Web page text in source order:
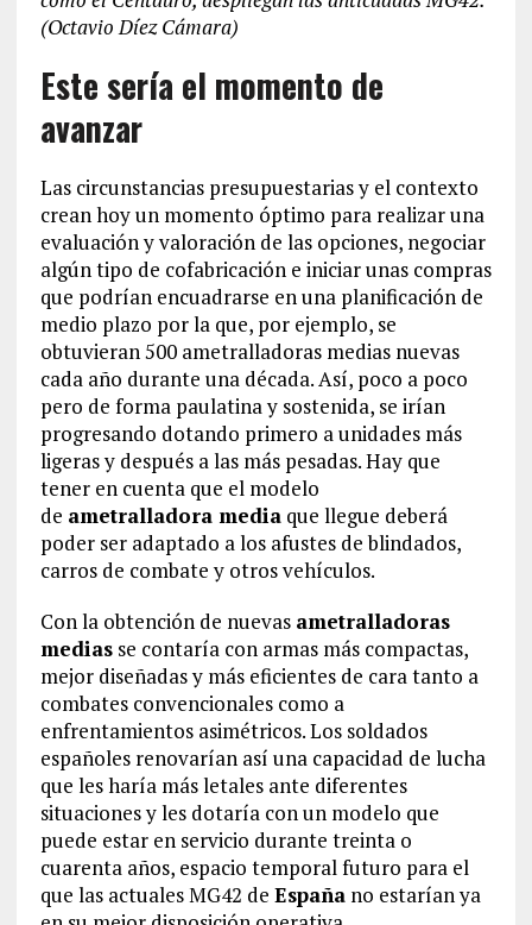
(Octavio Díez Cámara)
Este sería el momento de
avanzar
Las circunstancias presupuestarias y el contexto
crean hoy un momento óptimo para realizar una
evaluación y valoración de las opciones, negociar
algún tipo de cofabricación e iniciar unas compras
que podrían encuadrarse en una planificación de
medio plazo por la que, por ejemplo, se
obtuvieran 500 ametralladoras medias nuevas
cada año durante una década. Así, poco a poco
pero de forma paulatina y sostenida, se irían
progresando dotando primero a unidades más
ligeras y después a las más pesadas. Hay que
tener en cuenta que el modelo
de ametralladora mediaque llegue deberá
poder ser adaptado a los afustes de blindados,
carros de combate y otros vehículos.
Con la obtención de nuevas ametralladoras
mediasse contaría con armas más compactas,
mejor diseñadas y más eficientes de cara tanto a
combates convencionales como a
enfrentamientos asimétricos. Los soldados
españoles renovarían así una capacidad de lucha
que les haría más letales ante diferentes
situaciones y les dotaría con un modelo que
puede estar en servicio durante treinta o
cuarenta años, espacio temporal futuro para el
que las actuales MG42 de Españano estarían ya